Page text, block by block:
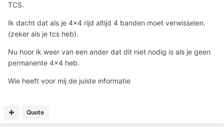
TCS.
Ik dacht dat als je 4x4 rijd altijd 4 banden moet verwisselen.
(zeker als je tcs heb).
Nu hoor ik weer van een ander dat dit niet nodig is als je geen
permanente 4x4 heb.
Wie heeft voor mij de juiste informatie
Quote